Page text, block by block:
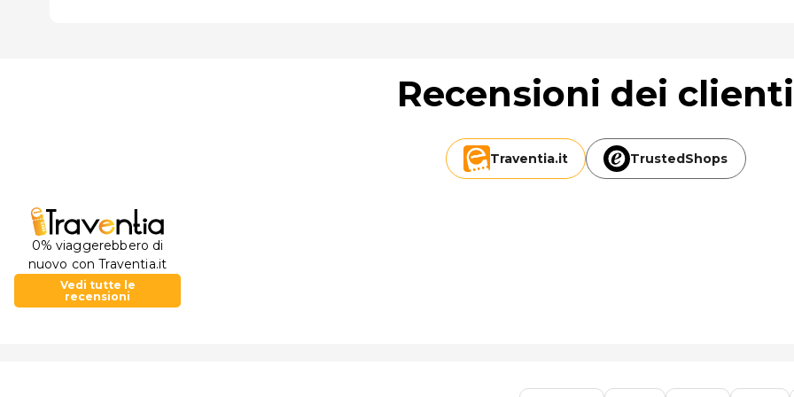
Recensioni dei clienti
Traventia.it TrustedShops
0% viaggerebbero di
nuovo con Traventia.it
Vedi tutte le
recensioni